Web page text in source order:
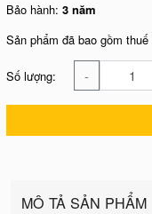
Bảo hành:3 năm
Sản phẩm đã bao gồm thuế
Số lượng: -
MÔ TẢ SẢN PHẨM